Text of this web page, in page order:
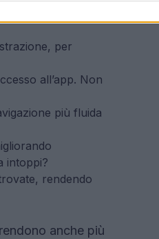
per
all’app. Non
più fluida
intoppi?
rendendo
anche più